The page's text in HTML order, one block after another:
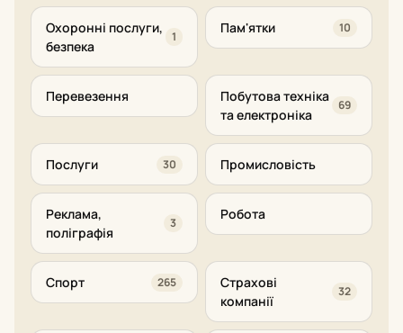
Охоронні послуги,
безпека
1
Пам'ятки 10
Перевезення
Побутова техніка
та електроніка
69
Послуги 30 Промисловість
Реклама,
поліграфія
3
Робота
Спорт 265
Страхові
компанії
32